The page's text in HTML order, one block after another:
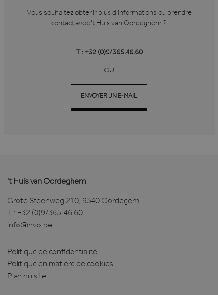
Vous souhaitez obtenir plus d'informations ou prendre
contact avec 't Huis van Oordeghem ?
T : +32 (0)9/365.46.60
OU
ENVOYER UN E-MAIL
't Huis van Oordeghem
Grote Steenweg 210, 9340 Oordegem
T : +32 (0)9/365.46.60
info@hvo.be
Politique de confidentialité
Politique en matière de cookies
Plan du site